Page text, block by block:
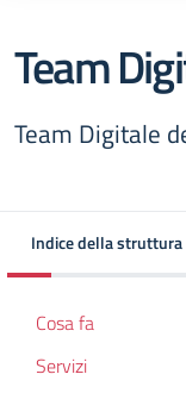
Team
Team Digitale
Indice della struttura
Cosa fa
Servizi